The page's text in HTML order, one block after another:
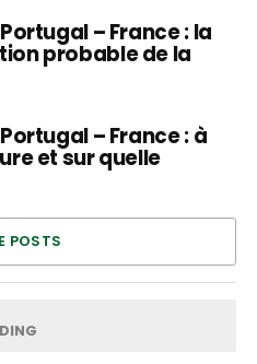
Portugal – France : la
probable de la
Portugal – France : à
et sur quelle
POSTS